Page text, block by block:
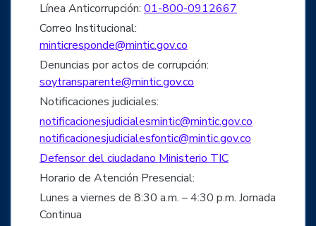
Línea Anticorrupción: 01-800-0912667
Correo Institucional:
minticresponde@mintic.gov.co
Denuncias por actos de corrupción:
soytransparente@mintic.gov.co
Notificaciones judiciales:
notificacionesjudicialesmintic@mintic.gov.co
notificacionesjudicialesfontic@mintic.gov.co
Defensor del ciudadano Ministerio TIC
Horario de Atención Presencial:
Lunes a viernes de 8:30 a.m. – 4:30 p.m. Jornada
Continua